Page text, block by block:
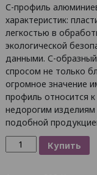
С-профиль
характеристик:
легкостью в
экологической
данными. С-
спросом не только
огромное значение
профиль относится
недорогим
подобной
Количество
товара
Купить